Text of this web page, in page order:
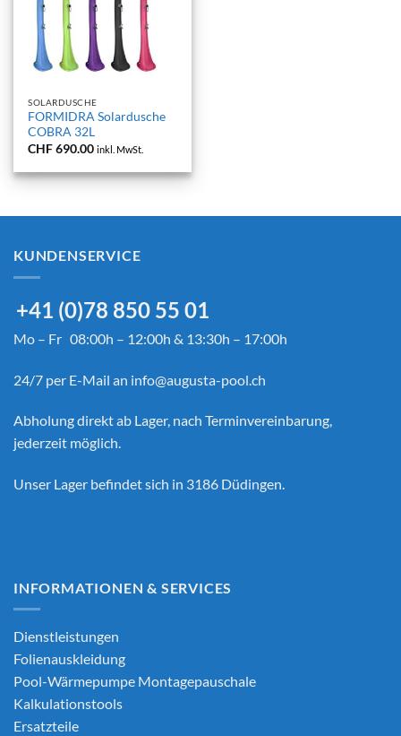
SOLARDUSCHE
FORMIDRA Solardusche
COBRA 32L
CHF690.00 inkl. MwSt.
KUNDENSERVICE
+41 (0)78 850 55 01
Mo – Fr 08:00h – 12:00h & 13:30h – 17:00h
24/7 per E-Mail an info@augusta-pool.ch
Abholung direkt ab Lager, nach Terminvereinbarung,
jederzeit möglich.
Unser Lager befindet sich in 3186 Düdingen.
INFORMATIONEN & SERVICES
Dienstleistungen
Folienauskleidung
Pool-Wärmepumpe Montagepauschale
Kalkulationstools
Ersatzteile